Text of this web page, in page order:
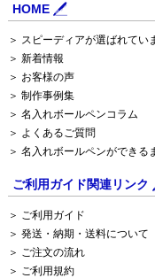
HOME
＞ スピーディアが選ばれてい
＞ 新着情報
＞ お客様の声
＞ 制作事例集
＞ 名入れボールペンコラム
＞ よくあるご質問
＞ 名入れボールペンができる
ご利用ガイド関連リンク
＞ ご利用ガイド
＞ 発送・納期・送料について
＞ ご注文の流れ
＞ ご利用規約